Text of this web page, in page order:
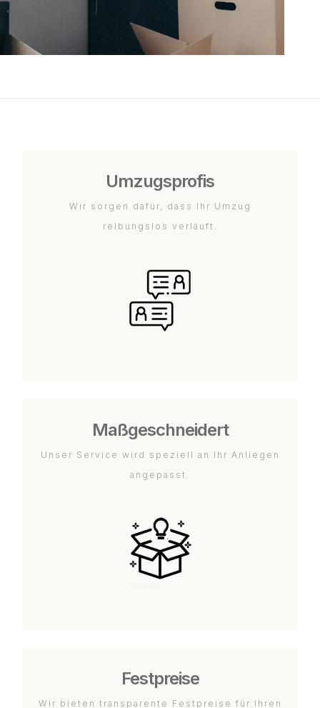
Umzugsprofis
Wir sorgen dafür, dass Ihr Umzug
reibungslos verläuft.
Maßgeschneidert
Unser Service wird speziell an Ihr Anliegen
angepasst.
Festpreise
Wir bieten transparente Festpreise für Ihren